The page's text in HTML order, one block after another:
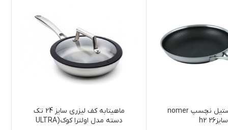
ماهیتابه استیل نچسپ nomer
سایز26 h2
ماهیتابه کف لیزری سایز 24 تک
دسته مدل اولترا کوک(ULTRA